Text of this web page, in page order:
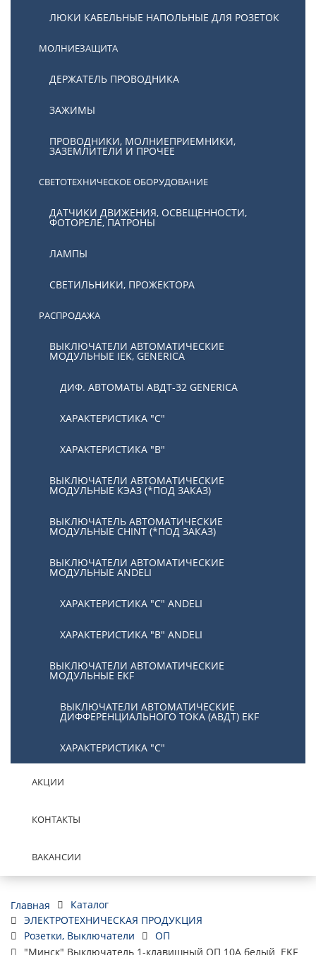
ЛЮКИ КАБЕЛЬНЫЕ НАПОЛЬНЫЕ ДЛЯ РОЗЕТОК
МОЛНИЕЗАЩИТА
ДЕРЖАТЕЛЬ ПРОВОДНИКА
ЗАЖИМЫ
ПРОВОДНИКИ, МОЛНИЕПРИЕМНИКИ,
ЗАЗЕМЛИТЕЛИ И ПРОЧЕЕ
СВЕТОТЕХНИЧЕСКОЕ ОБОРУДОВАНИЕ
ДАТЧИКИ ДВИЖЕНИЯ, ОСВЕЩЕННОСТИ,
ФОТОРЕЛЕ, ПАТРОНЫ
ЛАМПЫ
СВЕТИЛЬНИКИ, ПРОЖЕКТОРА
РАСПРОДАЖА
ВЫКЛЮЧАТЕЛИ АВТОМАТИЧЕСКИЕ
МОДУЛЬНЫЕ IEK, GENERICA
ДИФ. АВТОМАТЫ АВДТ-32 GENERICA
ХАРАКТЕРИСТИКА "С"
ХАРАКТЕРИСТИКА "В"
ВЫКЛЮЧАТЕЛИ АВТОМАТИЧЕСКИЕ
МОДУЛЬНЫЕ КЭАЗ (*ПОД ЗАКАЗ)
ВЫКЛЮЧАТЕЛЬ АВТОМАТИЧЕСКИЕ
МОДУЛЬНЫЕ CHINT (*ПОД ЗАКАЗ)
ВЫКЛЮЧАТЕЛИ АВТОМАТИЧЕСКИЕ
МОДУЛЬНЫЕ ANDELI
ХАРАКТЕРИСТИКА "C" ANDELI
ХАРАКТЕРИСТИКА "B" ANDELI
ВЫКЛЮЧАТЕЛИ АВТОМАТИЧЕСКИЕ
МОДУЛЬНЫЕ EKF
ВЫКЛЮЧАТЕЛИ АВТОМАТИЧЕСКИЕ
ДИФФЕРЕНЦИАЛЬНОГО ТОКА (АВДТ) EKF
ХАРАКТЕРИСТИКА "С"
АКЦИИ
КОНТАКТЫ
ВАКАНСИИ
Главная
Каталог
ЭЛЕКТРОТЕХНИЧЕСКАЯ ПРОДУКЦИЯ
Розетки, Выключатели
ОП
"Минск" Выключатель 1-клавишный ОП 10А белый EKF